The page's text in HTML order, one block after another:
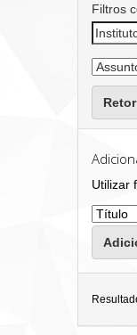
Filtros
Utilizar